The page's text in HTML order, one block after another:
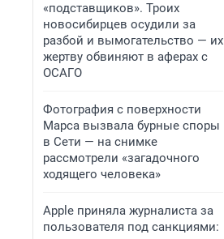
«подставщиков». Троих
новосибирцев осудили за
разбой и вымогательство — их
жертву обвиняют в аферах с
ОСАГО
Фотография с поверхности
Марса вызвала бурные споры
в Сети — на снимке
рассмотрели «загадочного
ходящего человека»
Apple приняла журналиста за
пользователя под санкциями: